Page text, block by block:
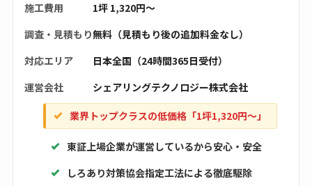
施工費用
1坪 1,320円〜
調査・見積もり無料（見積もり後の追加料金なし）
対応エリア
日本全国（24時間365日受付）
運営会社
シェアリングテクノロジー株式会社
業界トップクラスの低価格「1坪1,320円〜」
東証上場企業が運営しているから安心・安全
しろあり対策協会指定工法による徹底駆除